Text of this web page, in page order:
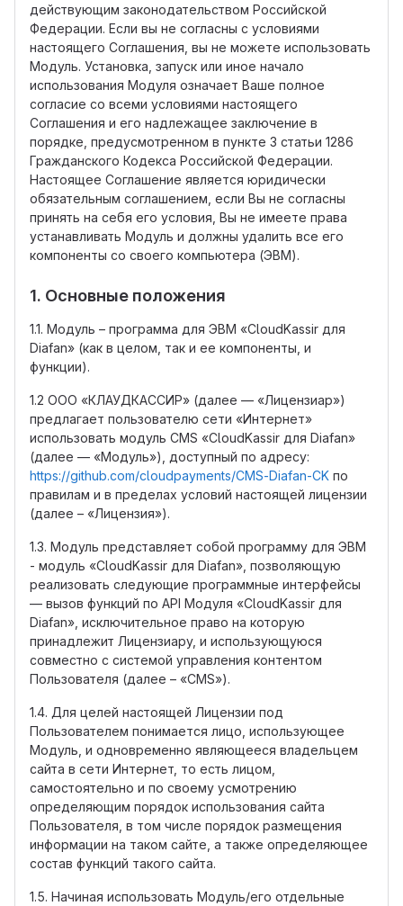
действующим законодательством Российской
Федерации. Если вы не согласны с условиями
настоящего Соглашения, вы не можете использовать
Модуль. Установка, запуск или иное начало
использования Модуля означает Ваше полное
согласие со всеми условиями настоящего
Соглашения и его надлежащее заключение в
порядке, предусмотренном в пункте 3 статьи 1286
Гражданского Кодекса Российской Федерации.
Настоящее Соглашение является юридически
обязательным соглашением, если Вы не согласны
принять на себя его условия, Вы не имеете права
устанавливать Модуль и должны удалить все его
компоненты со своего компьютера (ЭВМ).
1. Основные положения
1.1. Модуль – программа для ЭВМ «CloudKassir для
Diafan» (как в целом, так и ее компоненты, и
функции).
1.2 ООО «КЛАУДКАССИР» (далее — «Лицензиар»)
предлагает пользователю сети «Интернет»
использовать модуль CMS «CloudKassir для Diafan»
(далее — «Модуль»), доступный по адресу:
https://github.com/cloudpayments/CMS-Diafan-CK по
правилам и в пределах условий настоящей лицензии
(далее – «Лицензия»).
1.3. Модуль представляет собой программу для ЭВМ
- модуль «CloudKassir для Diafan», позволяющую
реализовать следующие программные интерфейсы
— вызов функций по API Модуля «CloudKassir для
Diafan», исключительное право на которую
принадлежит Лицензиару, и использующуюся
совместно с системой управления контентом
Пользователя (далее – «CMS»).
1.4. Для целей настоящей Лицензии под
Пользователем понимается лицо, использующее
Модуль, и одновременно являющееся владельцем
сайта в сети Интернет, то есть лицом,
самостоятельно и по своему усмотрению
определяющим порядок использования сайта
Пользователя, в том числе порядок размещения
информации на таком сайте, а также определяющее
состав функций такого сайта.
1.5. Начиная использовать Модуль/его отдельные